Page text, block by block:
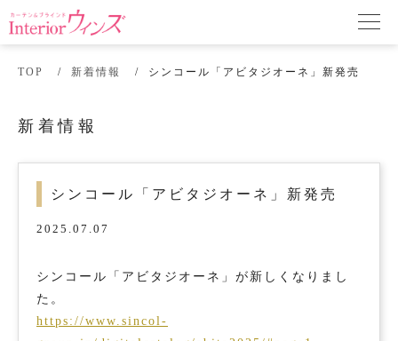
TOP 新着情報 シンコール「アビタジオーネ」新発売
新着情報
シンコール「アビタジオーネ」新発売
2025.07.07
シンコール「アビタジオーネ」が新しくなりまし
た。
https://www.sincol-